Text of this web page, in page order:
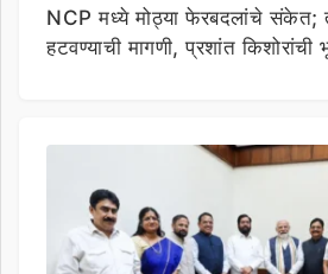
NCP मध्ये मोठ्या फेरबदलांचे संकेत;
हटवण्याची मागणी, प्रशांत किशोरांची